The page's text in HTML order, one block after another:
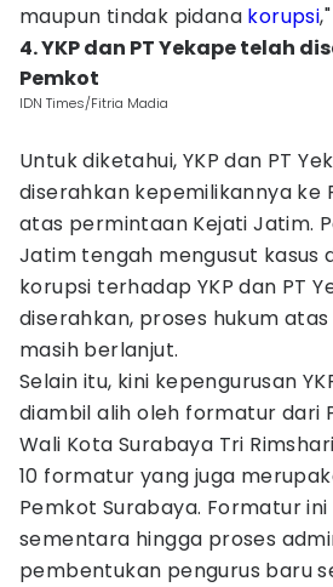
maupun tindak pidana korupsi
4. YKP dan PT Yekape telah
Pemkot
IDN Times/Fitria Madia
Untuk diketahui, YKP dan PT
diserahkan kepemilikannya ke
atas permintaan Kejati Jatim.
Jatim tengah mengusut kasus
korupsi terhadap YKP dan PT
diserahkan, proses hukum
masih berlanjut.
Selain itu, kini kepengurusan
diambil alih oleh formatur dari
Wali Kota Surabaya Tri
10 formatur yang juga
Pemkot Surabaya. Formatur
sementara hingga proses
pembentukan pengurus baru